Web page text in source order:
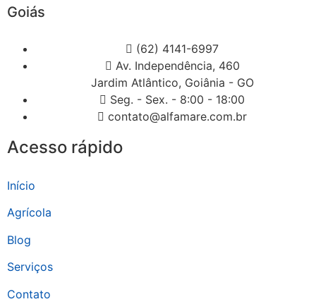
Goiás
(62) 4141-6997
Av. Independência, 460
Jardim Atlântico, Goiânia - GO
Seg. - Sex. - 8:00 - 18:00
contato@alfamare.com.br
Acesso rápido
Início
Agrícola
Blog
Serviços
Contato